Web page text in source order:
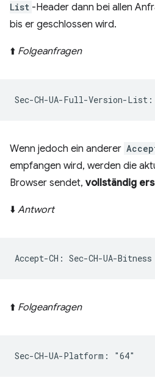
List -Header dann bei allen
bis er geschlossen wird.
⬆️ Folgeanfragen
Wenn jedoch ein anderer
empfangen wird, werden die
Browser sendet, vollständig
⬇️ Antwort
⬆️ Folgeanfragen